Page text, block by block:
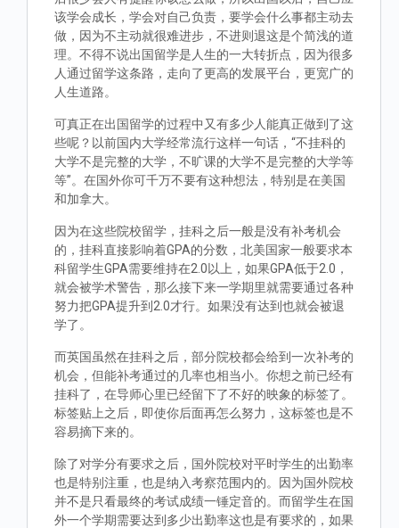
该学会成长，学会对自己负责，要学会什么事都主动去
做，因为不主动就很难进步，不进则退这是个简浅的道
理。不得不说出国留学是人生的一大转折点，因为很多
人通过留学这条路，走向了更高的发展平台，更宽广的
人生道路。
可真正在出国留学的过程中又有多少人能真正做到了这
些呢？以前国内大学经常流行这样一句话，“不挂科的
大学不是完整的大学，不旷课的大学不是完整的大学等
等”。在国外你可千万不要有这种想法，特别是在美国
和加拿大。
因为在这些院校留学，挂科之后一般是没有补考机会
的，挂科直接影响着GPA的分数，北美国家一般要求本
科留学生GPA需要维持在2.0以上，如果GPA低于2.0，
就会被学术警告，那么接下来一学期里就需要通过各种
努力把GPA提升到2.0才行。如果没有达到也就会被退
学了。
而英国虽然在挂科之后，部分院校都会给到一次补考的
机会，但能补考通过的几率也相当小。你想之前已经有
挂科了，在导师心里已经留下了不好的映象的标签了。
标签贴上之后，即使你后面再怎么努力，这标签也是不
容易摘下来的。
除了对学分有要求之后，国外院校对平时学生的出勤率
也是特别注重，也是纳入考察范围内的。因为国外院校
并不是只看最终的考试成绩一锤定音的。而留学生在国
外一个学期需要达到多少出勤率这也是有要求的，如果